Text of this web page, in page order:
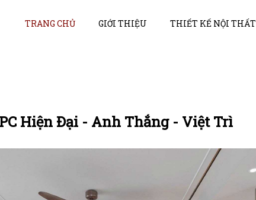
TRANG CHỦ GIỚI THIỆU THIẾT KẾ NỘI THẤT
Hiện Đại - Anh Thắng - Việt Trì